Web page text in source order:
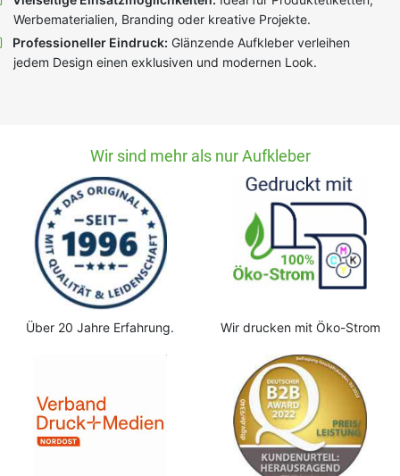
Werbematerialien, Branding oder kreative Projekte.
Professioneller Eindruck: Glänzende Aufkleber verleihen
jedem Design einen exklusiven und modernen Look.
Wir sind mehr als nur Aufkleber
Über 20 Jahre Erfahrung. Wir drucken mit Öko-Strom